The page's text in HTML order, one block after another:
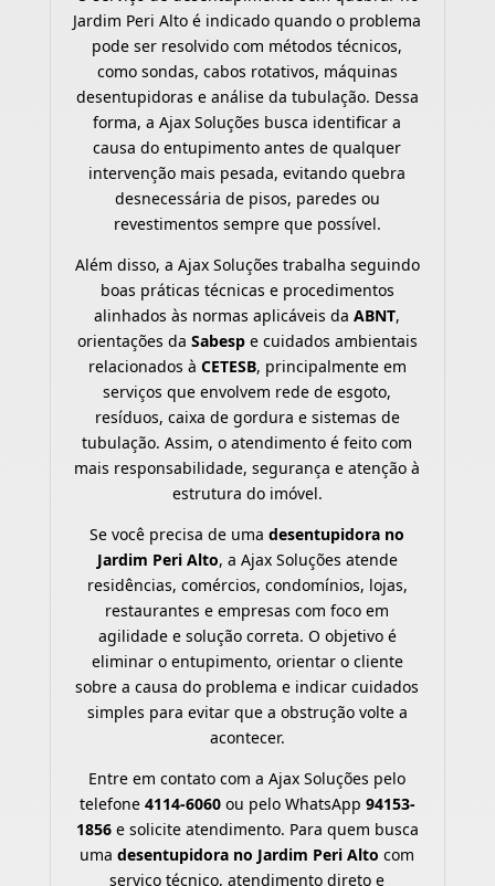
Jardim Peri Alto é indicado quando o problema
pode ser resolvido com métodos técnicos,
como sondas, cabos rotativos, máquinas
desentupidoras e análise da tubulação. Dessa
forma, a Ajax Soluções busca identificar a
causa do entupimento antes de qualquer
intervenção mais pesada, evitando quebra
desnecessária de pisos, paredes ou
revestimentos sempre que possível.
Além disso, a Ajax Soluções trabalha seguindo
boas práticas técnicas e procedimentos
alinhados às normas aplicáveis daABNT,
orientações da Sabespe cuidados ambientais
relacionados à CETESB, principalmente em
serviços que envolvem rede de esgoto,
resíduos, caixa de gordura e sistemas de
tubulação. Assim, o atendimento é feito com
mais responsabilidade, segurança e atenção à
estrutura do imóvel.
Se você precisa de umadesentupidora no
Jardim Peri Alto, a Ajax Soluções atende
residências, comércios, condomínios, lojas,
restaurantes e empresas com foco em
agilidade e solução correta. O objetivo é
eliminar o entupimento, orientar o cliente
sobre a causa do problema e indicar cuidados
simples para evitar que a obstrução volte a
acontecer.
Entre em contato com a Ajax Soluções pelo
telefone 4114-6060ou pelo WhatsApp 94153-
1856e solicite atendimento. Para quem busca
umadesentupidora no Jardim Peri Alto com
serviço técnico, atendimento direto e